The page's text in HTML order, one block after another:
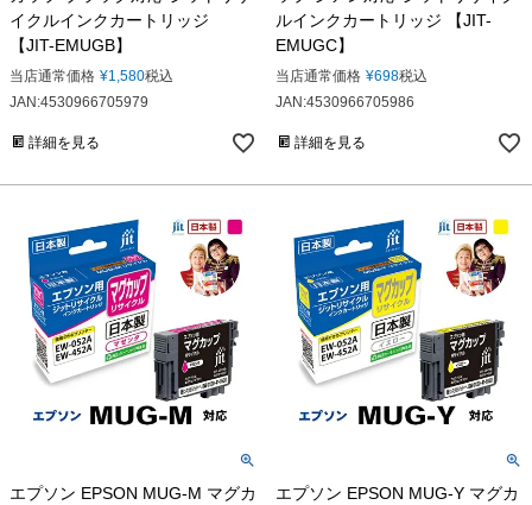
イクルインクカートリッジ
【JIT-EMUGB】
当店通常価格 ¥1,580税込
JAN:4530966705979
詳細を見る
ルインクカートリッジ 【JIT-
EMUGC】
当店通常価格 ¥698税込
JAN:4530966705986
詳細を見る
エプソン EPSON MUG-M マグカ
エプソン EPSON MUG-Y マグカ